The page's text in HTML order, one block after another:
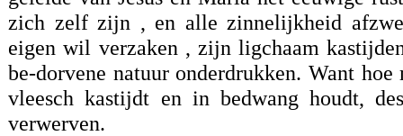
zich zelf zijn , en alle zinnelijkheid
eigen wil verzaken , zijn ligchaam
be-dorvene natuur onderdrukken. Want
vleesch kastijdt en in bedwang houdt,
verwerven.